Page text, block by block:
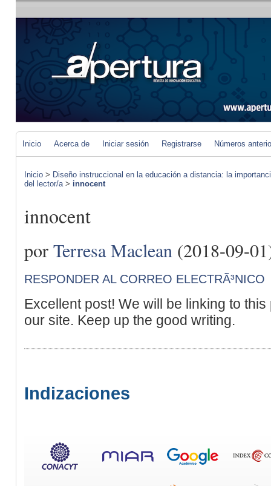
Inicio Acerca de Iniciar sesión Registrarse Números
Inicio > Diseño instruccional en la educación a distancia: la
del lector/a> innocent
innocent
por Terresa Maclean (2018-09-
RESPONDER AL CORREO ELECTRÃ³NICO
Excellent post! We will be linking to
our site. Keep up the good writing.
Indizaciones